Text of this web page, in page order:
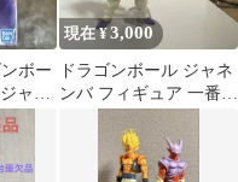
ボー
ャネ
現在 ¥3,000
ドラゴンボール ジャネ
ンバ フィギュア 一番く